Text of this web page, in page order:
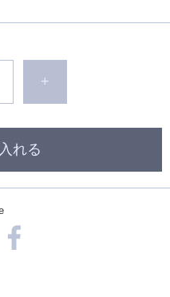
+
れる